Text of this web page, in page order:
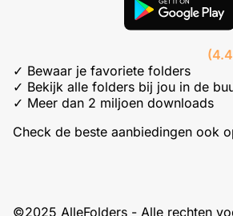
✓ Bewaar je favoriete folders
✓ Bekijk alle folders bij jou in de
✓ Meer dan 2 miljoen downloads
Check de beste aanbiedingen ook
©2025 AlleFolders - Alle rechten